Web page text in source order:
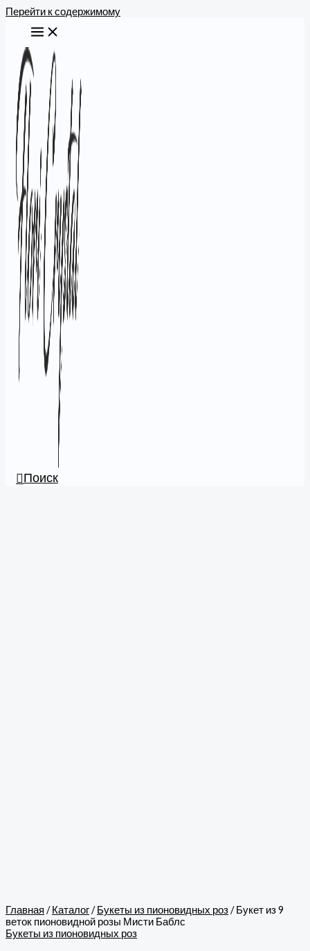
Перейти к содержимому
Поиск
Главная /Каталог/Букеты из пионовидных роз/ Букет из 9
веток пионовидной розы Мисти Баблс
Букеты из пионовидных роз